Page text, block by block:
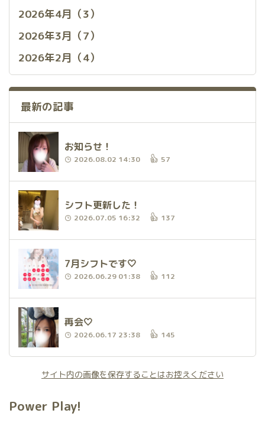
2026年4月（3）
2026年3月（7）
2026年2月（4）
最新の記事
お知らせ！
2026.08.02 14:30 57
シフト更新した！
2026.07.05 16:32 137
7月シフトです🤍
2026.06.29 01:38 112
再会🤍
2026.06.17 23:38 145
サイト内の画像を保存することはお控えください
Power Play!